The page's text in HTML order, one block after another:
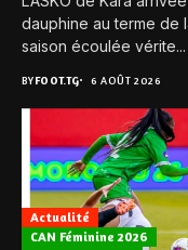
dauphine au terme de
saison écoulée vérite...
BYFOOT.TG 6 AOÛT 2026
Actualité
CAN Féminine 2026